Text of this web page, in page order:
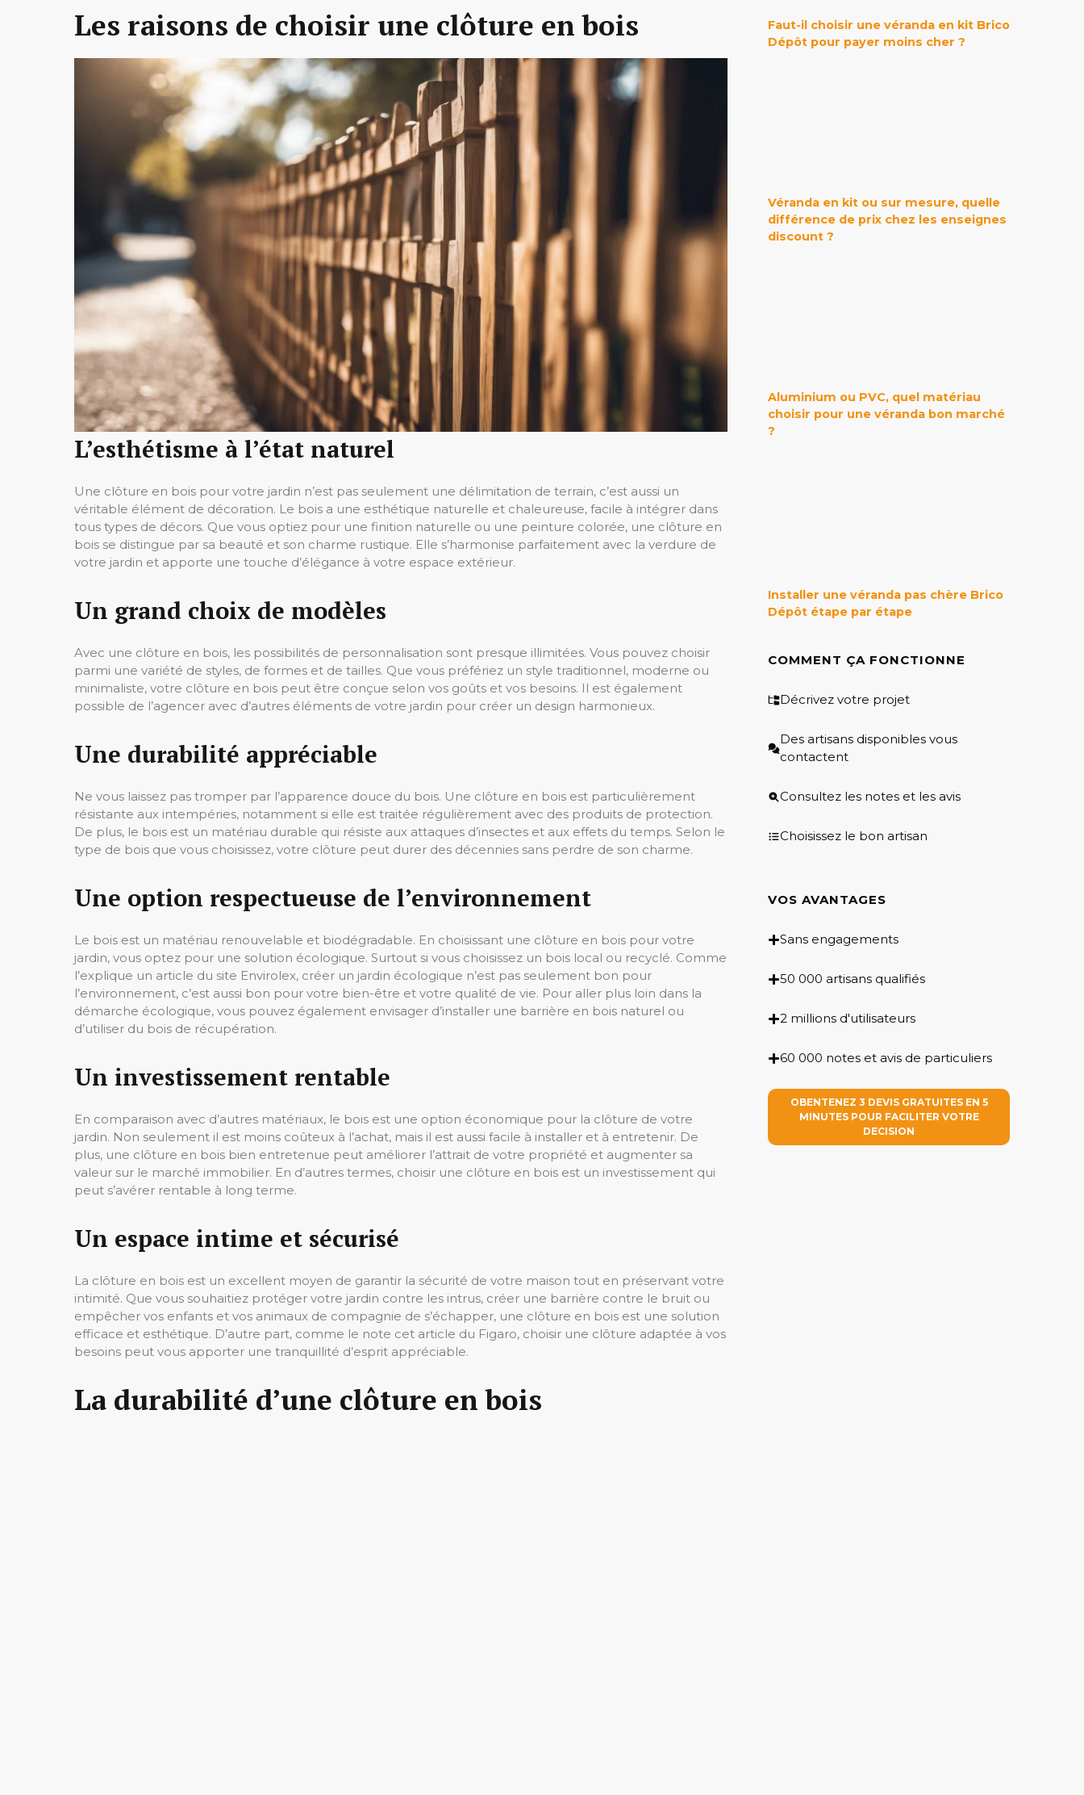
Les raisons de choisir une clôture en bois
L’esthétisme à l’état naturel
Une clôture en bois pour votre jardin n’est pas seulement une délimitation de terrain, c’est aussi un
véritable élément de décoration. Le bois a une esthétique naturelle et chaleureuse, facile à intégrer dans
tous types de décors. Que vous optiez pour une finition naturelle ou une peinture colorée, une clôture en
bois se distingue par sa beauté et son charme rustique. Elle s’harmonise parfaitement avec la verdure de
votre jardin et apporte une touche d’élégance à votre espace extérieur.
Un grand choix de modèles
Avec une clôture en bois, les possibilités de personnalisation sont presque illimitées. Vous pouvez choisir
parmi une variété de styles, de formes et de tailles. Que vous préfériez un style traditionnel, moderne ou
minimaliste, votre clôture en bois peut être conçue selon vos goûts et vos besoins. Il est également
possible de l’agencer avec d’autres éléments de votre jardin pour créer un design harmonieux.
Une durabilité appréciable
Ne vous laissez pas tromper par l’apparence douce du bois. Une clôture en bois est particulièrement
résistante aux intempéries, notamment si elle est traitée régulièrement avec des produits de protection.
De plus, le bois est un matériau durable qui résiste aux attaques d’insectes et aux effets du temps. Selon le
type de bois que vous choisissez, votre clôture peut durer des décennies sans perdre de son charme.
Une option respectueuse de l’environnement
Le bois est un matériau renouvelable et biodégradable. En choisissant une clôture en bois pour votre
jardin, vous optez pour une solution écologique. Surtout si vous choisissez un bois local ou recyclé. Comme
l’explique un article du site Envirolex, créer un jardin écologique n’est pas seulement bon pour
l’environnement, c’est aussi bon pour votre bien-être et votre qualité de vie. Pour aller plus loin dans la
démarche écologique, vous pouvez également envisager d’installer une barrière en bois naturel ou
d’utiliser du bois de récupération.
Un investissement rentable
En comparaison avec d’autres matériaux, le bois est une option économique pour la clôture de votre
jardin. Non seulement il est moins coûteux à l’achat, mais il est aussi facile à installer et à entretenir. De
plus, une clôture en bois bien entretenue peut améliorer l’attrait de votre propriété et augmenter sa
valeur sur le marché immobilier. En d’autres termes, choisir une clôture en bois est un investissement qui
peut s’avérer rentable à long terme.
Un espace intime et sécurisé
La clôture en bois est un excellent moyen de garantir la sécurité de votre maison tout en préservant votre
intimité. Que vous souhaitiez protéger votre jardin contre les intrus, créer une barrière contre le bruit ou
empêcher vos enfants et vos animaux de compagnie de s’échapper, une clôture en bois est une solution
efficace et esthétique. D’autre part, comme le note cet article du Figaro, choisir une clôture adaptée à vos
besoins peut vous apporter une tranquillité d’esprit appréciable.
La durabilité d’une clôture en bois
Faut-il choisir une véranda en kit Brico
Dépôt pour payer moins cher ?
Véranda en kit ou sur mesure, quelle
différence de prix chez les enseignes
discount ?
Aluminium ou PVC, quel matériau
choisir pour une véranda bon marché
?
Installer une véranda pas chère Brico
Dépôt étape par étape
COMMENT ÇA FONCTIONNE
Décrivez votre projet
Des artisans disponibles vous
contactent
Consultez les notes et les avis
Choisissez le bon artisan
VOS AVANTAGES
Sans engagements
50 000 artisans qualifiés
2 millions d'utilisateurs
60 000 notes et avis de particuliers
OBENTENEZ 3 DEVIS GRATUITES EN 5
MINUTES POUR FACILITER VOTRE
DECISION